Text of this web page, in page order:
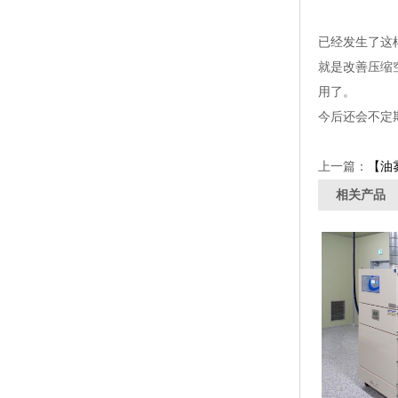
已经发生了这
就是改善压缩
用了。
今后还会不定
上一篇： 【
相关产品